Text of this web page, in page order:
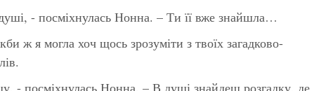
- посміхнулась Нонна. – Ти її вже знайшла…
ж я могла хоч щось зрозуміти з твоїх загадково-
- посміхнулась Нонна. – В душі знайдеш розгадку, де